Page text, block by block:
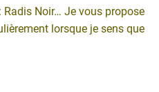
Radis Noir… Je vous propose
lorsque je sens que